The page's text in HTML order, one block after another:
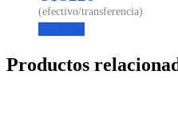
Productos